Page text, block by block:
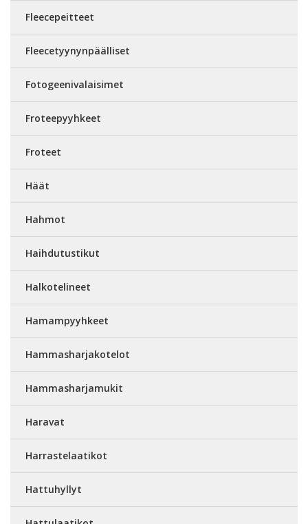
Fleecepeitteet
Fleecetyynynpäälliset
Fotogeenivalaisimet
Froteepyyhkeet
Froteet
Häät
Hahmot
Haihdutustikut
Halkotelineet
Hamampyyhkeet
Hammasharjakotelot
Hammasharjamukit
Haravat
Harrastelaatikot
Hattuhyllyt